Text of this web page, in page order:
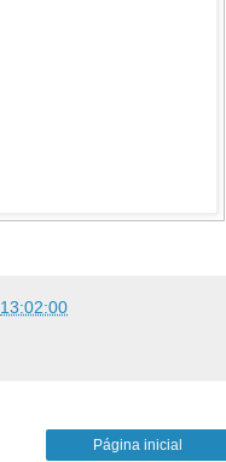
13:02:00
Página inicial